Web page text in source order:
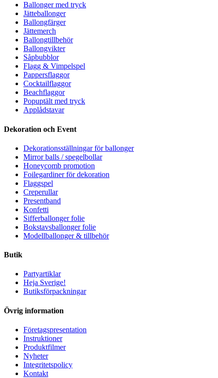
Ballonger med tryck
Jätteballonger
Ballongfärger
Jättemerch
Ballongtillbehör
Ballongvikter
Såpbubblor
Flagg & Vimpelspel
Pappersflaggor
Cocktailflaggor
Beachflaggor
Popuptält med tryck
Applådstavar
Dekoration och Event
Dekorationsställningar för ballonger
Mirror balls / spegelbollar
Honeycomb promotion
Foilegardiner för dekoration
Flaggspel
Creperullar
Presentband
Konfetti
Sifferballonger folie
Bokstavsballonger folie
Modellballonger & tillbehör
Butik
Partyartiklar
Heja Sverige!
Butiksförpackningar
Övrig information
Företagspresentation
Instruktioner
Produktfilmer
Nyheter
Integritetspolicy
Kontakt